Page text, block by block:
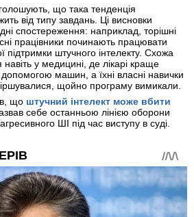
що така тенденція
від типу завдань. Ці висновки
спостереження: наприклад, торішні
працівники починають працювати
підтримки штучного інтелекту. Схожа
навіть у медицині, де лікарі краще
машин, а їхні власні навички
щойно програму вимикали.
що штучний інтелект може вбити
себе останньою лінією оборони
ШІ під час виступу в суді.